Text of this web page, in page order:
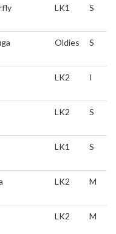
LK1 S
Oldies S
LK2 I
LK2 S
LK1 S
LK2 M
LK2 M